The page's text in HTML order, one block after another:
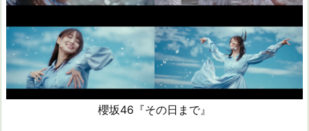
櫻坂46『その日まで』